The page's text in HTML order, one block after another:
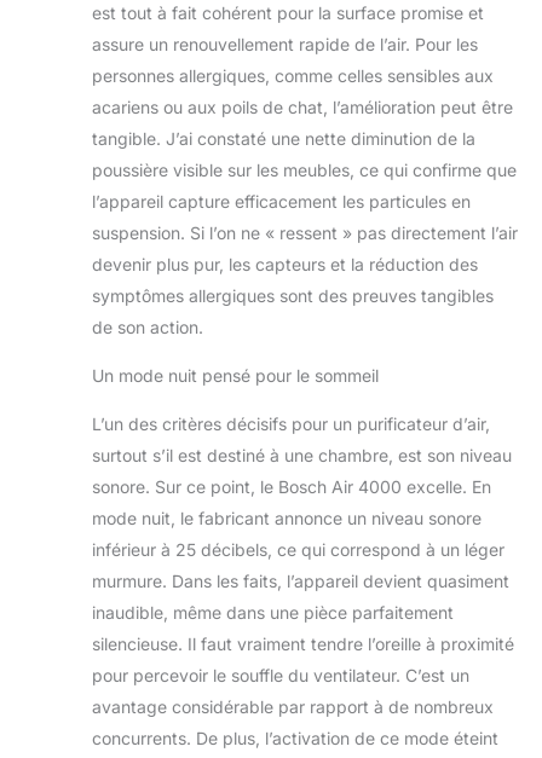
est tout à fait cohérent pour la surface promise et
assure un renouvellement rapide de l’air. Pour les
personnes allergiques, comme celles sensibles aux
acariens ou aux poils de chat, l’amélioration peut être
tangible. J’ai constaté une nette diminution de la
poussière visible sur les meubles, ce qui confirme que
l’appareil capture efficacement les particules en
suspension. Si l’on ne « ressent » pas directement l’air
devenir plus pur, les capteurs et la réduction des
symptômes allergiques sont des preuves tangibles
de son action.
Un mode nuit pensé pour le sommeil
L’un des critères décisifs pour un purificateur d’air,
surtout s’il est destiné à une chambre, est son niveau
sonore. Sur ce point, le Bosch Air 4000 excelle. En
mode nuit, le fabricant annonce un niveau sonore
inférieur à 25 décibels, ce qui correspond à un léger
murmure. Dans les faits, l’appareil devient quasiment
inaudible, même dans une pièce parfaitement
silencieuse. Il faut vraiment tendre l’oreille à proximité
pour percevoir le souffle du ventilateur. C’est un
avantage considérable par rapport à de nombreux
concurrents. De plus, l’activation de ce mode éteint